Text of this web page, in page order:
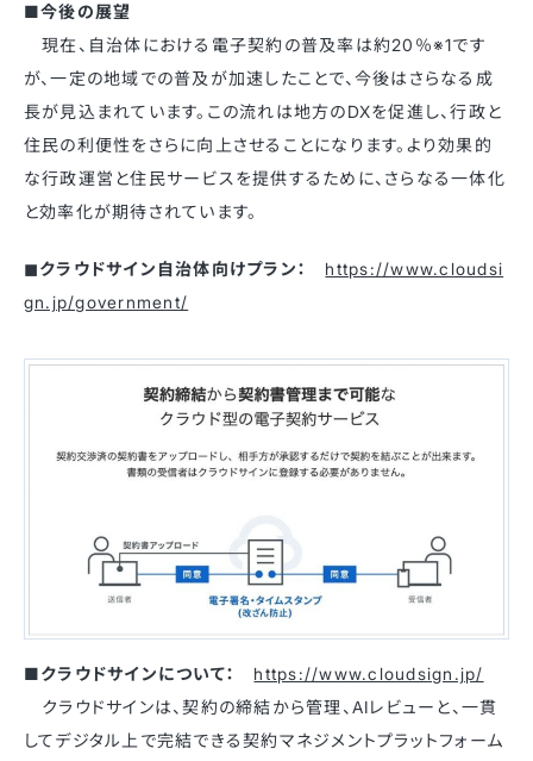
■今後の展望
現在、自治体における電子契約の普及率は約20％※1です
が、一定の地域での普及が加速したことで、今後はさらなる成
長が見込まれています。この流れは地方のDXを促進し、行政と
住民の利便性をさらに向上させることになります。より効果的
な行政運営と住民サービスを提供するために、さらなる一体化
と効率化が期待されています。
◼︎クラウドサイン自治体向けプラン：
https://www.cloudsi
gn.jp/government/
■クラウドサインについて：
https://www.cloudsign.jp/
クラウドサインは、契約の締結から管理、AIレビューと、一貫
してデジタル上で完結できる契約マネジメントプラットフォーム